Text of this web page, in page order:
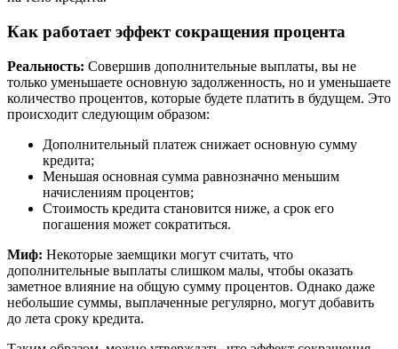
Как работает эффект сокращения процента
Реальность: Совершив дополнительные выплаты, вы не
только уменьшаете основную задолженность, но и уменьшаете
количество процентов, которые будете платить в будущем. Это
происходит следующим образом:
Дополнительный платеж снижает основную сумму
кредита;
Меньшая основная сумма равнозначно меньшим
начислениям процентов;
Стоимость кредита становится ниже, а срок его
погашения может сократиться.
Миф: Некоторые заемщики могут считать, что
дополнительные выплаты слишком малы, чтобы оказать
заметное влияние на общую сумму процентов. Однако даже
небольшие суммы, выплаченные регулярно, могут добавить
до лета сроку кредита.